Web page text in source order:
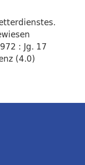
: Jg. 17
(4.0)